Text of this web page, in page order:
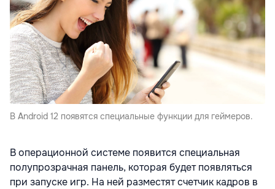
В Android 12 появятся специальные функции для геймеров.
В операционной системе появится специальная
полупрозрачная панель, которая будет появляться
при запуске игр. На ней разместят счетчик кадров в